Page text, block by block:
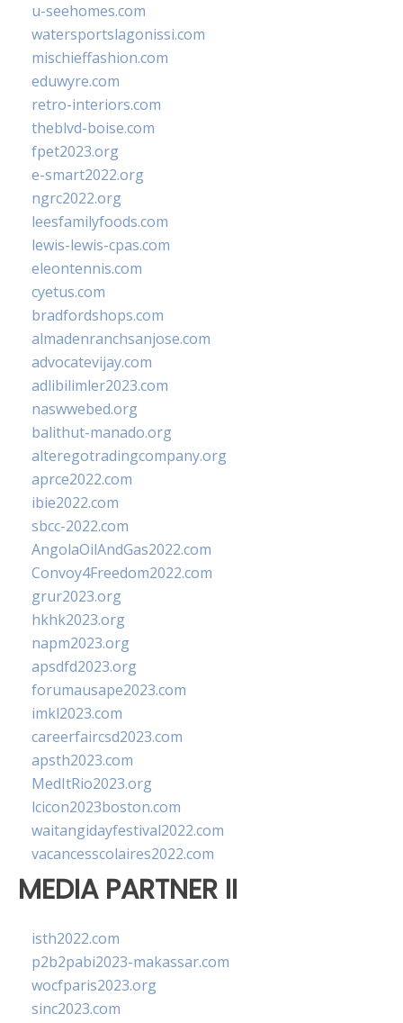
u-seehomes.com
watersportslagonissi.com
mischieffashion.com
eduwyre.com
retro-interiors.com
theblvd-boise.com
fpet2023.org
e-smart2022.org
ngrc2022.org
leesfamilyfoods.com
lewis-lewis-cpas.com
eleontennis.com
cyetus.com
bradfordshops.com
almadenranchsanjose.com
advocatevijay.com
adlibilimler2023.com
naswwebed.org
balithut-manado.org
alteregotradingcompany.org
aprce2022.com
ibie2022.com
sbcc-2022.com
AngolaOilAndGas2022.com
Convoy4Freedom2022.com
grur2023.org
hkhk2023.org
napm2023.org
apsdfd2023.org
forumausape2023.com
imkl2023.com
careerfaircsd2023.com
apsth2023.com
MedItRio2023.org
lcicon2023boston.com
waitangidayfestival2022.com
vacancesscolaires2022.com
MEDIA PARTNER II
isth2022.com
p2b2pabi2023-makassar.com
wocfparis2023.org
sinc2023.com